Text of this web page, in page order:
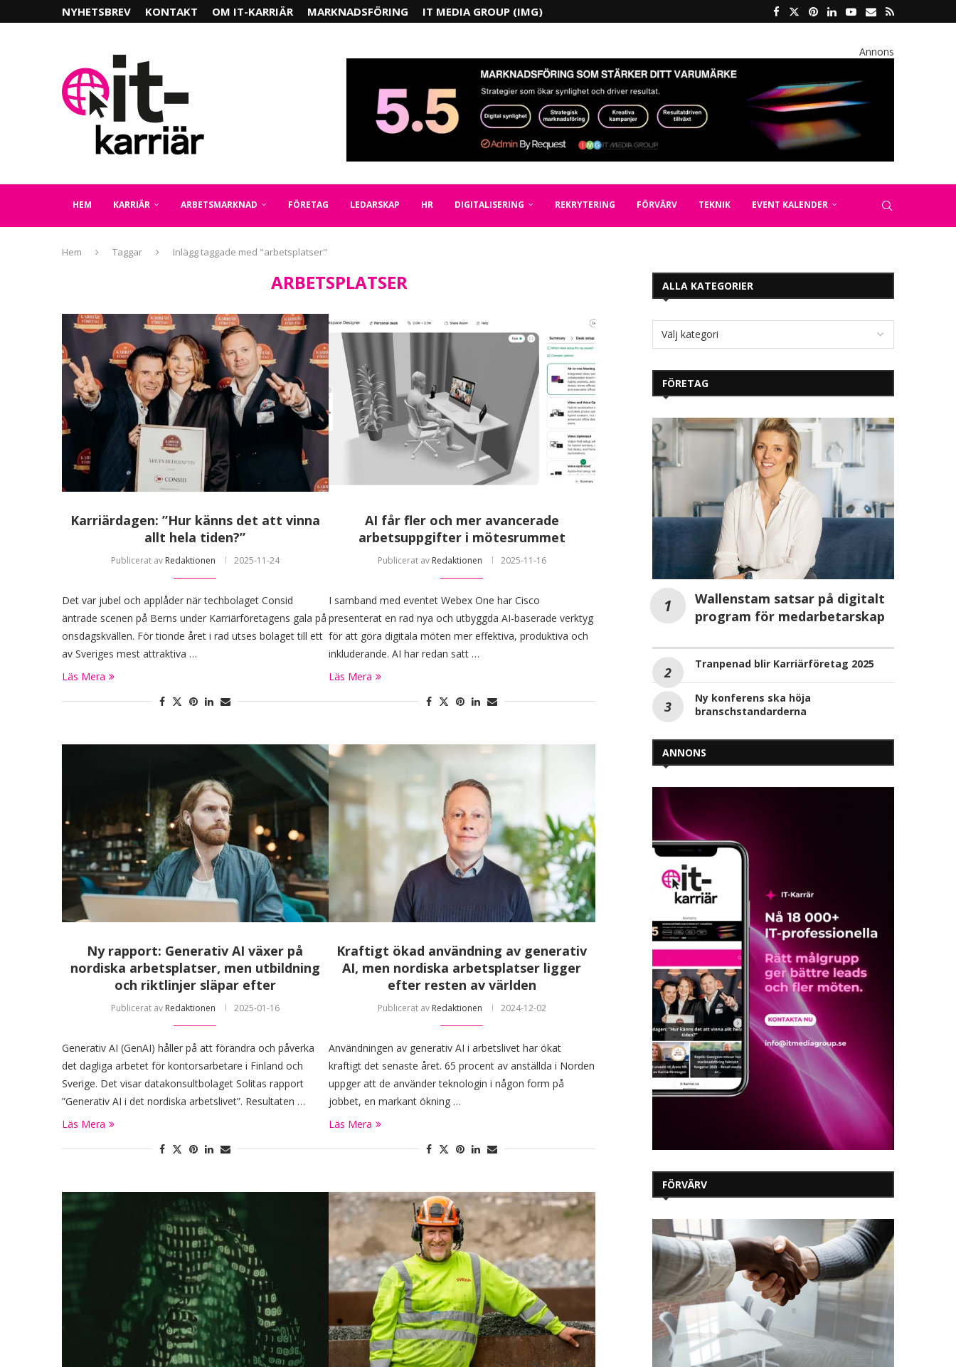
NYHETSBREV KONTAKT OM IT-KARRIÄR MARKNADSFÖRING IT MEDIA GROUP (IMG)
Annons
HEM KARRIÄR ARBETSMARKNAD FÖRETAG LEDARSKAP HR DIGITALISERING REKRYTERING FÖRVÄRV TEKNIK EVENT KALENDER
Hem Taggar Inlägg taggade med "arbetsplatser"
ARBETSPLATSER
Karriärdagen: ”Hur känns det att vinna
allt hela tiden?”
Publicerat av Redaktionen 2025-11-24
Det var jubel och applåder när techbolaget Consid
äntrade scenen på Berns under Karriärföretagens gala på
onsdagskvällen. För tionde året i rad utses bolaget till ett
av Sveriges mest attraktiva …
Läs Mera
AI får fler och mer avancerade
arbetsuppgifter i mötesrummet
Publicerat av Redaktionen 2025-11-16
I samband med eventet Webex One har Cisco
presenterat en rad nya och utbyggda AI-baserade verktyg
för att göra digitala möten mer effektiva, produktiva och
inkluderande. AI har redan satt …
Läs Mera
Ny rapport: Generativ AI växer på
nordiska arbetsplatser, men utbildning
och riktlinjer släpar efter
Publicerat av Redaktionen 2025-01-16
Generativ AI (GenAI) håller på att förändra och påverka
det dagliga arbetet för kontorsarbetare i Finland och
Sverige. Det visar datakonsultbolaget Solitas rapport
”Generativ AI i det nordiska arbetslivet”. Resultaten …
Läs Mera
Kraftigt ökad användning av generativ
AI, men nordiska arbetsplatser ligger
efter resten av världen
Publicerat av Redaktionen 2024-12-02
Användningen av generativ AI i arbetslivet har ökat
kraftigt det senaste året. 65 procent av anställda i Norden
uppger att de använder teknologin i någon form på
jobbet, en markant ökning …
Läs Mera
ALLA KATEGORIER
FÖRETAG
Wallenstam satsar på digitalt
program för medarbetarskap
Tranpenad blir Karriärföretag 2025
Ny konferens ska höja
branschstandarderna
ANNONS
FÖRVÄRV